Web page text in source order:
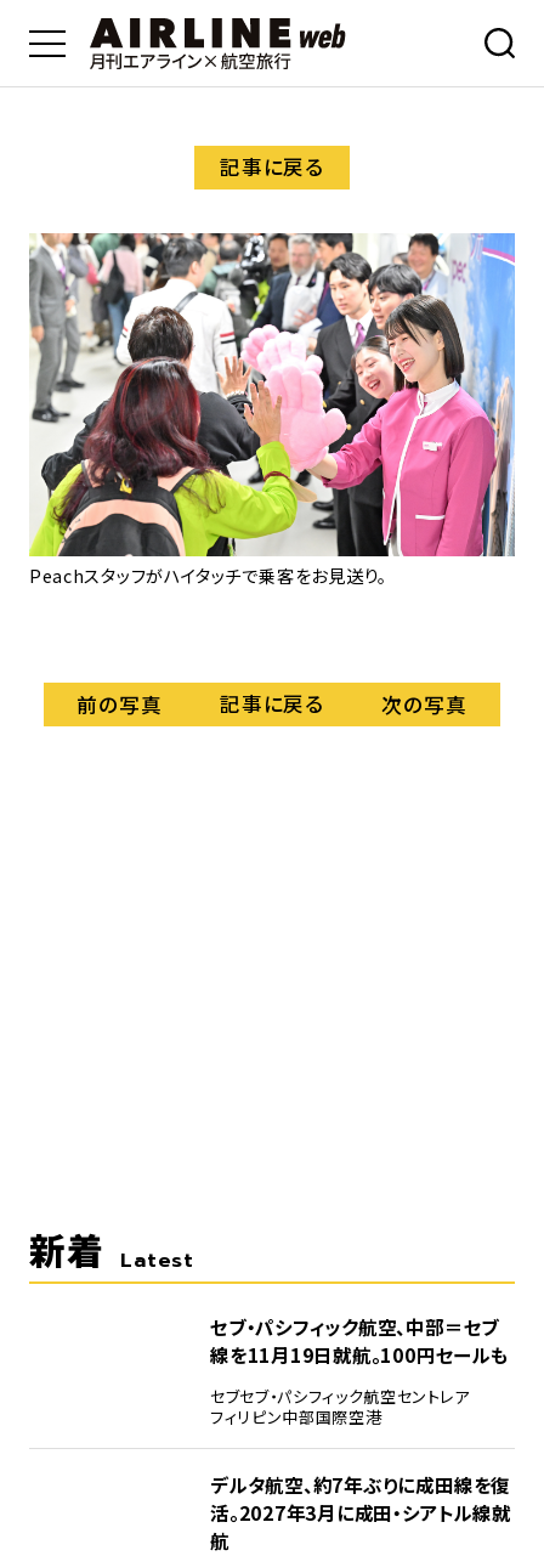
記事に戻る
Peachスタッフがハイタッチで乗客をお見送り。
前の写真 記事に戻る 次の写真
新着 Latest
セブ・パシフィック航空、中部＝セブ
線を11月19日就航。100円セールも
セブセブ・パシフィック航空セントレア
フィリピン中部国際空港
デルタ航空、約7年ぶりに成田線を復
活。2027年3月に成田・シアトル線就
航